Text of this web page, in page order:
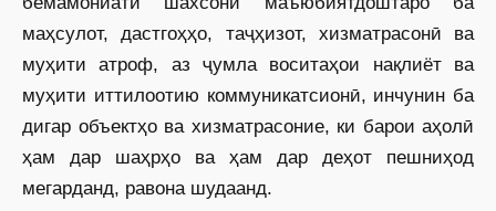
маҳсулот, дастгоҳҳо, таҷҳизот, хизматрасонӣ ва
муҳити атроф, аз ҷумла воситаҳои нақлиёт ва
муҳити иттилоотию коммуникатсионӣ, инчунин ба
дигар объектҳо ва хизматрасоние, ки барои аҳолӣ
ҳам дар шаҳрҳо ва ҳам дар деҳот пешниҳод
мегарданд, равона шудаанд.